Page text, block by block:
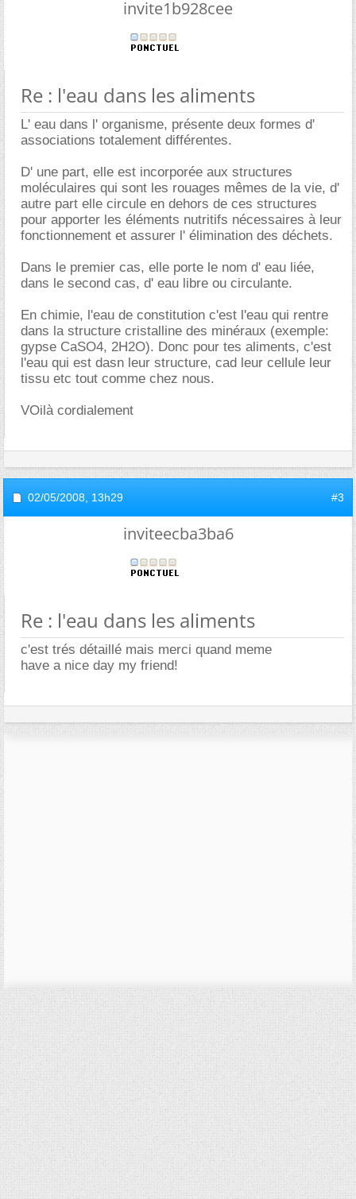
invite1b928cee
Re : l'eau dans les aliments
L' eau dans l' organisme, présente deux formes d'
associations totalement différentes.
D' une part, elle est incorporée aux structures
moléculaires qui sont les rouages mêmes de la vie, d'
autre part elle circule en dehors de ces structures
pour apporter les éléments nutritifs nécessaires à leur
fonctionnement et assurer l' élimination des déchets.
Dans le premier cas, elle porte le nom d' eau liée,
dans le second cas, d' eau libre ou circulante.
En chimie, l'eau de constitution c'est l'eau qui rentre
dans la structure cristalline des minéraux (exemple:
gypse CaSO4, 2H2O). Donc pour tes aliments, c'est
l'eau qui est dasn leur structure, cad leur cellule leur
tissu etc tout comme chez nous.
VOilà cordialement
02/05/2008, 13h29 #3
inviteecba3ba6
Re : l'eau dans les aliments
c'est trés détaillé mais merci quand meme
have a nice day my friend!